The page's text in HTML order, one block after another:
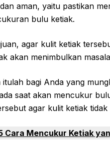
aman, yaitu pastikan
bulu ketiak.
agar kulit ketiak
akan menimbulkan
itulah bagi Anda yang
saat akan mencukur
agar kulit ketiak tidak
Cara Mencukur Ketiak